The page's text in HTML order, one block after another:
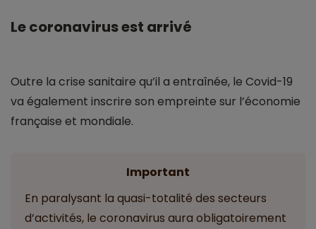
Le coronavirus est arrivé
Outre la crise sanitaire qu’il a entraînée, le Covid-19
va également inscrire son empreinte sur l’économie
française et mondiale.
Important
En paralysant la quasi-totalité des secteurs
d’activités, le coronavirus aura obligatoirement